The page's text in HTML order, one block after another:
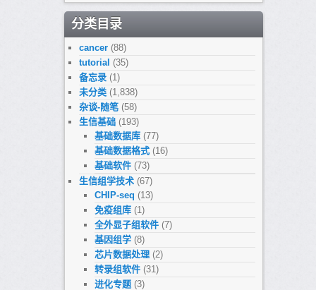
分类目录
cancer(88)
tutorial (35)
备忘录(1)
未分类(1,838)
杂谈-随笔(58)
生信基础(193)
基础数据库 (77)
基础数据格式 (16)
基础软件 (73)
生信组学技术(67)
CHIP-seq (13)
免疫组库 (1)
全外显子组软件 (7)
基因组学 (8)
芯片数据处理 (2)
转录组软件 (31)
进化专题 (3)